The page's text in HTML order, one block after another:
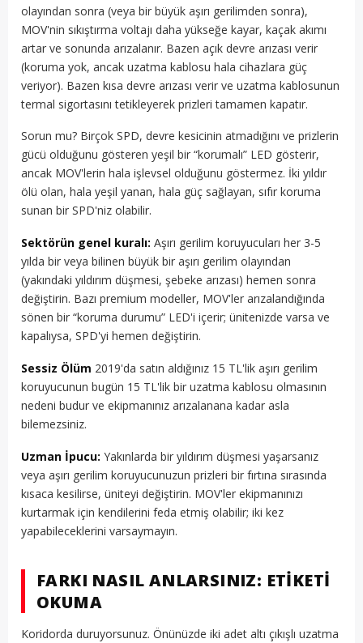
olayından sonra (veya bir büyük aşırı gerilimden sonra),
MOV'nin sıkıştırma voltajı daha yükseğe kayar, kaçak akımı
artar ve sonunda arızalanır. Bazen açık devre arızası verir
(koruma yok, ancak uzatma kablosu hala cihazlara güç
veriyor). Bazen kısa devre arızası verir ve uzatma kablosunun
termal sigortasını tetikleyerek prizleri tamamen kapatır.
Sorun mu? Birçok SPD, devre kesicinin atmadığını ve prizlerin
gücü olduğunu gösteren yeşil bir “korumalı” LED gösterir,
ancak MOV'lerin hala işlevsel olduğunu göstermez. İki yıldır
ölü olan, hala yeşil yanan, hala güç sağlayan, sıfır koruma
sunan bir SPD'niz olabilir.
Sektörün genel kuralı: Aşırı gerilim koruyucuları her 3-5
yılda bir veya bilinen büyük bir aşırı gerilim olayından
(yakındaki yıldırım düşmesi, şebeke arızası) hemen sonra
değiştirin. Bazı premium modeller, MOV'ler arızalandığında
sönen bir “koruma durumu” LED'i içerir; ünitenizde varsa ve
kapalıysa, SPD'yi hemen değiştirin.
Sessiz Ölüm 2019'da satın aldığınız 15 TL'lik aşırı gerilim
koruyucunun bugün 15 TL'lik bir uzatma kablosu olmasının
nedeni budur ve ekipmanınız arızalanana kadar asla
bilemezsiniz.
Uzman İpucu: Yakınlarda bir yıldırım düşmesi yaşarsanız
veya aşırı gerilim koruyucunuzun prizleri bir fırtına sırasında
kısaca kesilirse, üniteyi değiştirin. MOV'ler ekipmanınızı
kurtarmak için kendilerini feda etmiş olabilir; iki kez
yapabileceklerini varsaymayın.
FARKI NASIL ANLARSINIZ: ETIKETI
OKUMA
Koridorda duruyorsunuz. Önünüzde iki adet altı çıkışlı uzatma